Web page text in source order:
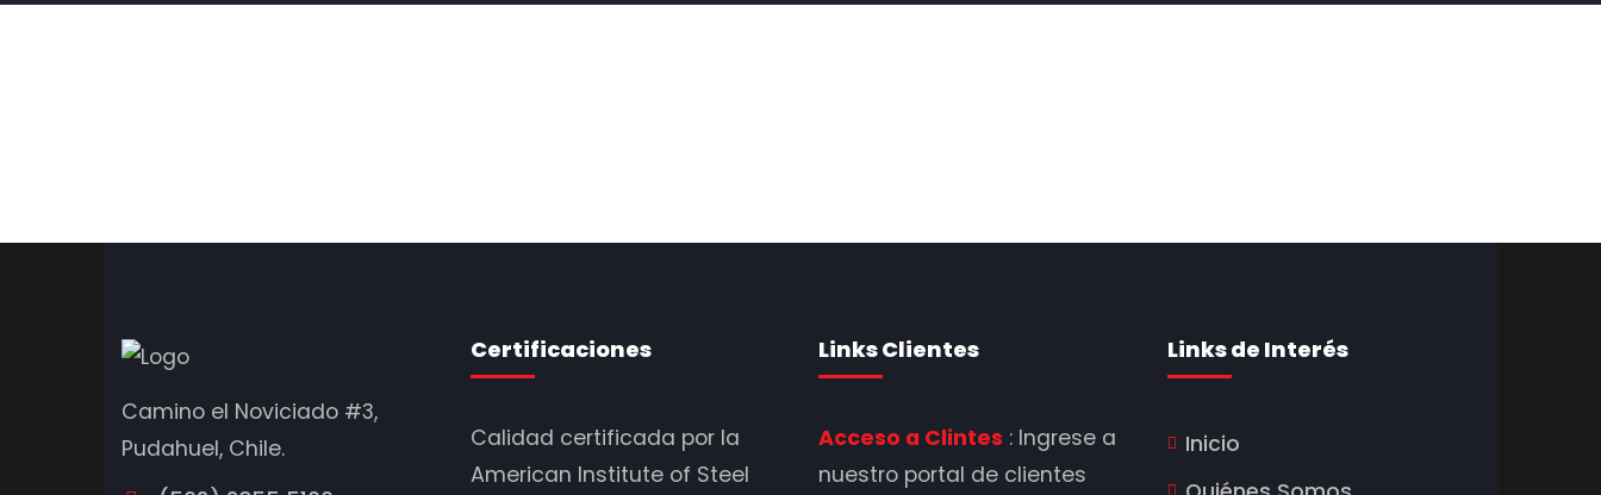
Camino el Noviciado #3,
Pudahuel, Chile.
Certificaciones
Calidad certificada por la
American Institute of Steel
Links Clientes
Acceso a Clintes : Ingrese a
nuestro portal de clientes
Links de Interés
Inicio